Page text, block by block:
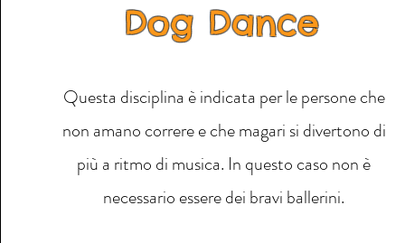
Dog Dance
Questa disciplina è indicata per le persone che
non amano correre e che magari si divertono di
più a ritmo di musica. In questo caso non è
necessario essere dei bravi ballerini.